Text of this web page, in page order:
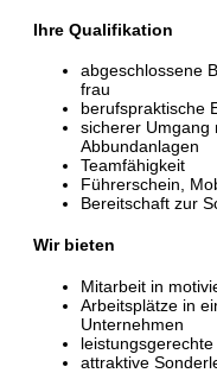
Ihre Qualifikation
abgeschlossene
frau
berufspraktische
sicherer Umgang
Abbundanlagen
Teamfähigkeit
Führerschein,
Bereitschaft zur
Wir bieten
Mitarbeit in
Arbeitsplätze in
Unternehmen
attraktive